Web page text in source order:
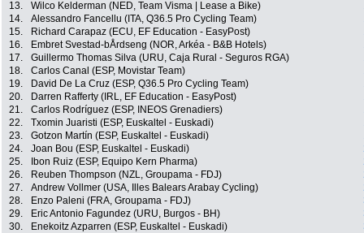
13.
Wilco Kelderman (NED, Team Visma | Lease a Bike)
14.
Alessandro Fancellu (ITA, Q36.5 Pro Cycling Team)
15.
Richard Carapaz (ECU, EF Education - EasyPost)
16.
Embret Svestad-bÅrdseng (NOR, Arkéa - B&B Hotels)
17.
Guillermo Thomas Silva (URU, Caja Rural - Seguros RGA)
18.
Carlos Canal (ESP, Movistar Team)
19.
David De La Cruz (ESP, Q36.5 Pro Cycling Team)
20.
Darren Rafferty (IRL, EF Education - EasyPost)
21.
Carlos Rodríguez (ESP, INEOS Grenadiers)
22.
Txomin Juaristi (ESP, Euskaltel - Euskadi)
23.
Gotzon Martín (ESP, Euskaltel - Euskadi)
24.
Joan Bou (ESP, Euskaltel - Euskadi)
25.
Ibon Ruiz (ESP, Equipo Kern Pharma)
26.
Reuben Thompson (NZL, Groupama - FDJ)
27.
Andrew Vollmer (USA, Illes Balears Arabay Cycling)
28.
Enzo Paleni (FRA, Groupama - FDJ)
29.
Eric Antonio Fagundez (URU, Burgos - BH)
30.
Enekoitz Azparren (ESP, Euskaltel - Euskadi)